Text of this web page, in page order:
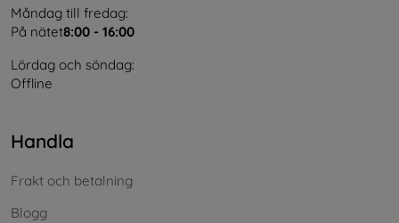
Måndag till fredag:
På nätet8:00 - 16:00
Lördag och söndag:
Offline
Handla
Frakt och betalning
Blogg